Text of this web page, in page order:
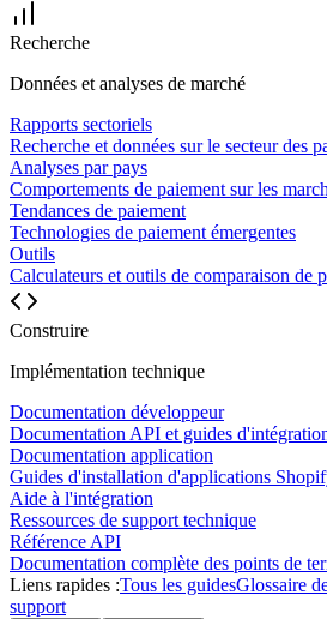
Recherche
Données et analyses de marché
Rapports sectoriels
Recherche et données sur le secteur des
Analyses par pays
Comportements de paiement sur les
Tendances de paiement
Technologies de paiement émergentes
Outils
Calculateurs et outils de comparaison de
Construire
Implémentation technique
Documentation développeur
Documentation API et guides
Documentation application
Guides d'installation d'applications
Aide à l'intégration
Ressources de support technique
Référence API
Documentation complète des points de
Liens rapides :Tous les guidesGlossaire
support